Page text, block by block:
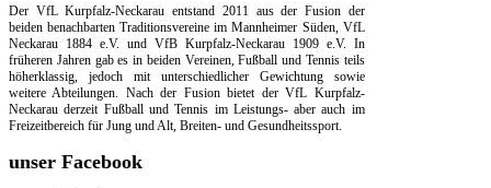
Der VfL Kurpfalz-Neckarau entstand 2011 aus der Fusion der
beiden benachbarten Traditionsvereine im Mannheimer Süden, VfL
Neckarau 1884 e.V. und VfB Kurpfalz-Neckarau 1909 e.V. In
früheren Jahren gab es in beiden Vereinen, Fußball und Tennis teils
höherklassig, jedoch mit unterschiedlicher Gewichtung sowie
weitere Abteilungen. Nach der Fusion bietet der VfL Kurpfalz-
Neckarau derzeit Fußball und Tennis im Leistungs- aber auch im
Freizeitbereich für Jung und Alt, Breiten- und Gesundheitssport.
unser Facebook